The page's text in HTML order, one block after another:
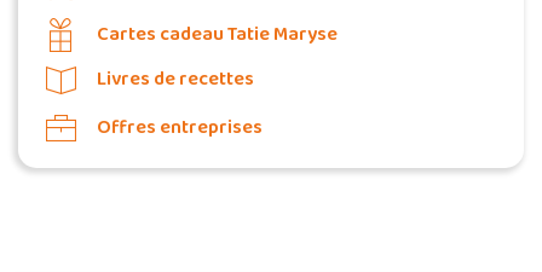
Cartes cadeau Tatie Maryse
Livres de recettes
Offres entreprises